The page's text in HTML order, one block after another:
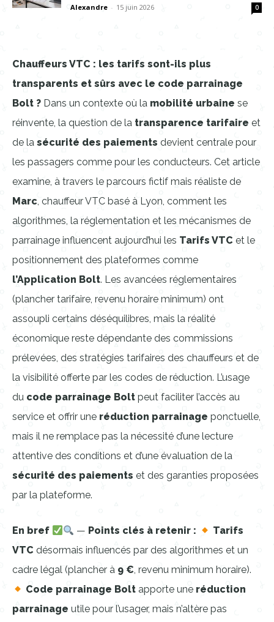
Alexandre - 15 juin 2026 0
Chauffeurs VTC : les tarifs sont-ils plus
transparents et sûrs avec le code parrainage
Bolt ? Dans un contexte où la mobilité urbaine se
réinvente, la question de la transparence tarifaire et
de la sécurité des paiements devient centrale pour
les passagers comme pour les conducteurs. Cet article
examine, à travers le parcours fictif mais réaliste de
Marc, chauffeur VTC basé à Lyon, comment les
algorithmes, la réglementation et les mécanismes de
parrainage influencent aujourd’hui les Tarifs VTC et le
positionnement des plateformes comme
l’Application Bolt. Les avancées réglementaires
(plancher tarifaire, revenu horaire minimum) ont
assoupli certains déséquilibres, mais la réalité
économique reste dépendante des commissions
prélevées, des stratégies tarifaires des chauffeurs et de
la visibilité offerte par les codes de réduction. L’usage
du code parrainage Bolt peut faciliter l’accès au
service et offrir une réduction parrainage ponctuelle,
mais il ne remplace pas la nécessité d’une lecture
attentive des conditions et d’une évaluation de la
sécurité des paiements et des garanties proposées
par la plateforme.
En bref — Points clés à retenir :
Tarifs
VTC désormais influencés par des algorithmes et un
cadre légal (plancher à 9 €, revenu minimum horaire).
Code parrainage Bolt apporte une réduction
parrainage utile pour l’usager, mais n’altère pas